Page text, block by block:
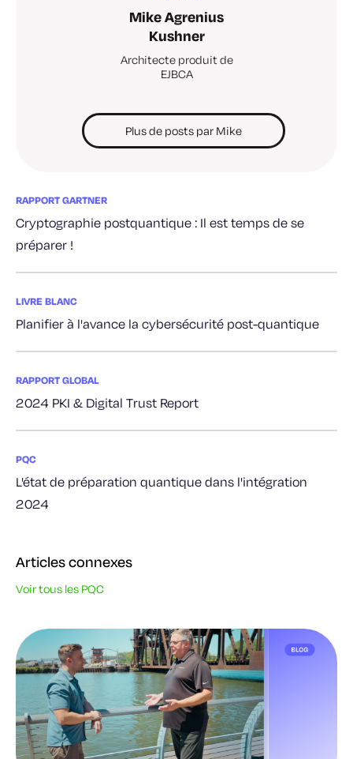
Mike Agrenius
Kushner
Architecte produit de
EJBCA
Plus de posts par Mike
RAPPORT GARTNER
Cryptographie postquantique : Il est temps de se
préparer !
LIVRE BLANC
Planifier à l'avance la cybersécurité post-quantique
RAPPORT GLOBAL
2024 PKI & Digital Trust Report
PQC
L'état de préparation quantique dans l'intégration
2024
Articles connexes
Voir tous les PQC